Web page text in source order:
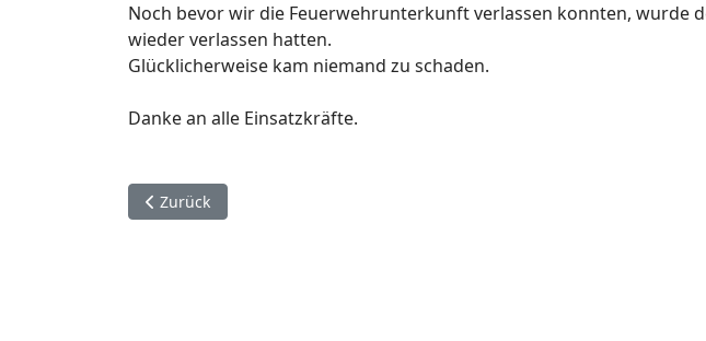
Noch bevor wir die Feuerwehrunterkunft verlassen konnten, wurde
wieder verlassen hatten.
Glücklicherweise kam niemand zu schaden.
Danke an alle Einsatzkräfte.
Vorheriger Beitrag: 02.05.2025 - (F2) Brand in/von Gebäuden
Zurück